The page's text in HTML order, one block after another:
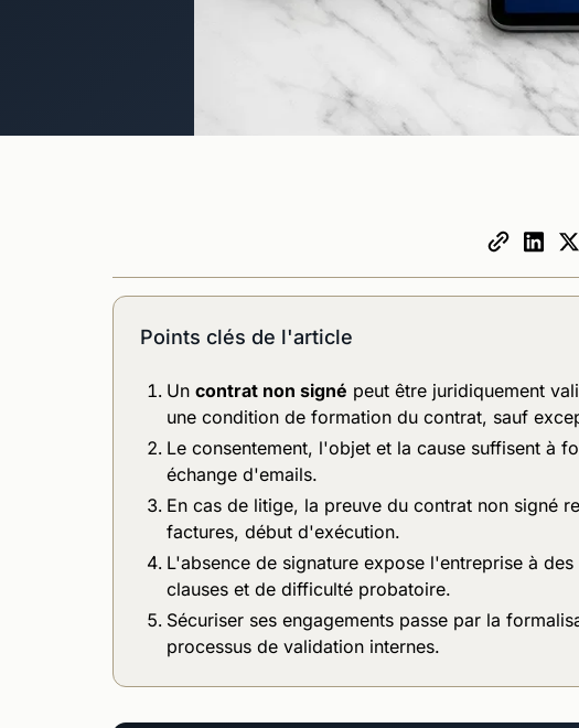
Points clés de l'article
Un contrat non signé peut être juridiquement
une condition de formation du contrat, sauf
Le consentement, l'objet et la cause suffisent à
échange d'emails.
En cas de litige, la preuve du contrat non signé
factures, début d'exécution.
L'absence de signature expose l'entreprise à
clauses et de difficulté probatoire.
Sécuriser ses engagements passe par la
processus de validation internes.